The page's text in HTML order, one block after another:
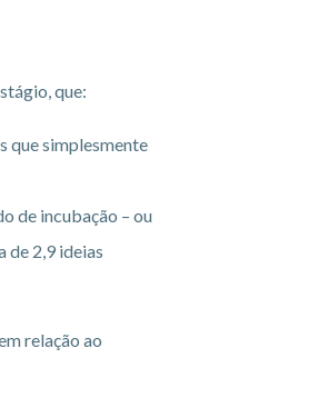
que:
que simplesmente
de incubação – ou
de 2,9 ideias
relação ao